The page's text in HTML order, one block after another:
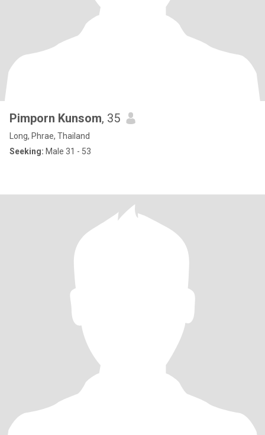
Pimporn Kunsom, 35
Long, Phrae, Thailand
Seeking: Male 31 - 53